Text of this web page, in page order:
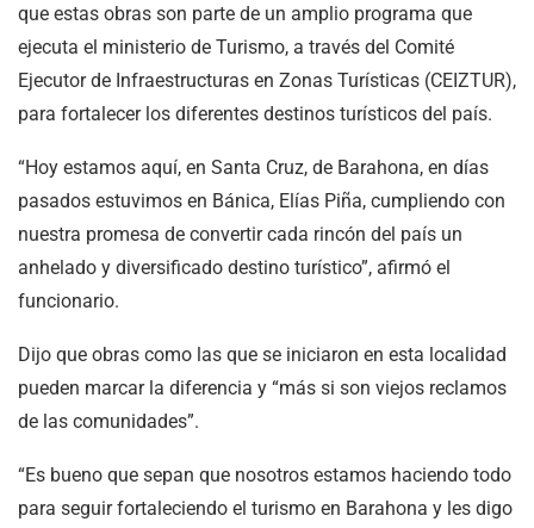
que estas obras son parte de un amplio programa que
ejecuta el ministerio de Turismo, a través del Comité
Ejecutor de Infraestructuras en Zonas Turísticas (CEIZTUR),
para fortalecer los diferentes destinos turísticos del país.
“Hoy estamos aquí, en Santa Cruz, de Barahona, en días
pasados estuvimos en Bánica, Elías Piña, cumpliendo con
nuestra promesa de convertir cada rincón del país un
anhelado y diversificado destino turístico”, afirmó el
funcionario.
Dijo que obras como las que se iniciaron en esta localidad
pueden marcar la diferencia y “más si son viejos reclamos
de las comunidades”.
“Es bueno que sepan que nosotros estamos haciendo todo
para seguir fortaleciendo el turismo en Barahona y les digo